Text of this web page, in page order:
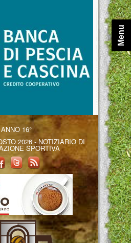
ANNO 16°
2026 - NOTIZIARIO DI
SPORTIVA
Menu